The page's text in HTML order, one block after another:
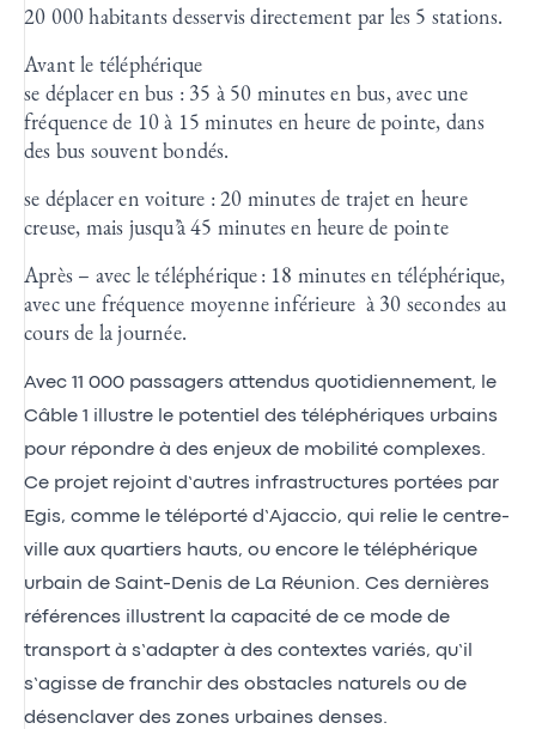
20 000 habitants desservis directement par les 5 stations.
Avant le téléphérique
se déplacer en bus : 35 à 50 minutes en bus, avec une
fréquence de 10 à 15 minutes en heure de pointe, dans
des bus souvent bondés.
se déplacer en voiture : 20 minutes de trajet en heure
creuse, mais jusqu’à 45 minutes en heure de pointe
Après – avec le téléphérique : 18 minutes en téléphérique,
avec une fréquence moyenne inférieure à 30 secondes au
cours de la journée.
Avec 11 000 passagers attendus quotidiennement, le
Câble 1 illustre le potentiel des téléphériques urbains
pour répondre à des enjeux de mobilité complexes.
Ce projet rejoint d’autres infrastructures portées par
Egis, comme le téléporté d’Ajaccio, qui relie le centre-
ville aux quartiers hauts, ou encore le téléphérique
urbain de Saint-Denis de La Réunion. Ces dernières
références illustrent la capacité de ce mode de
transport à s’adapter à des contextes variés, qu’il
s’agisse de franchir des obstacles naturels ou de
désenclaver des zones urbaines denses.